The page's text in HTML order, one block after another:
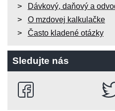
Dávkový, daňový a
O mzdovej kalkulačke
Často kladené otázky
Sledujte nás